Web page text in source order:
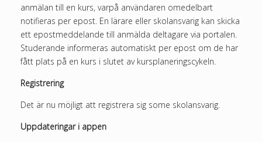
anmälan till en kurs, varpå användaren omedelbart
notifieras per epost. En lärare eller skolansvarig kan skicka
ett epostmeddelande till anmälda deltagare via portalen.
Studerande informeras automatiskt per epost om de har
fått plats på en kurs i slutet av kursplaneringscykeln.
Registrering
Det är nu möjligt att registrera sig some skolansvarig.
Uppdateringar i appen